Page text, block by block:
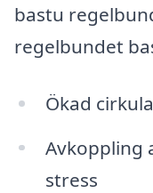
bastu
regelbundet
Ökad
Avkoppling
stress